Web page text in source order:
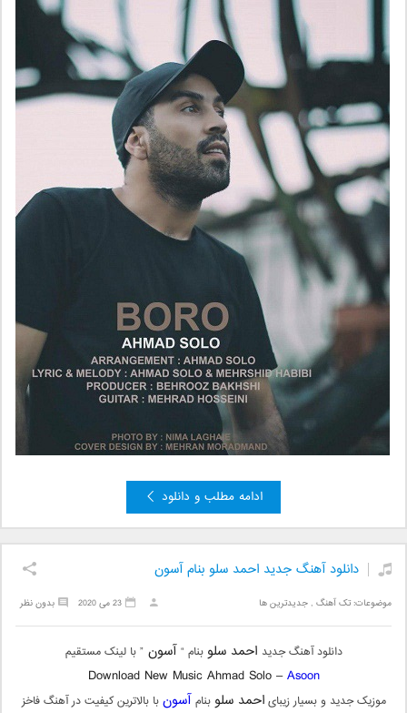
ادامه مطلب و دانلود
دانلود آهنگ جدید احمد سلو بنام آسون
موضوعات:تک آهنگ ,جدیدترین ها بدون نظر 23 می 2020
دانلود آهنگ جدید احمد سلو بنام “آسون” با لینک مستقیم
Download New Music Ahmad Solo –Asoon
موزیک جدید و بسیار زیبایاحمد سلو بنام آسونبا بالاترین کیفیت در آهنگ فاخز